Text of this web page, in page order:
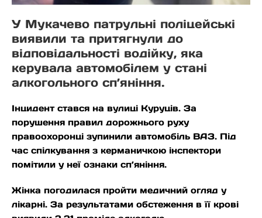
У Мукачево патрульні поліцейські
виявили та притягнули до
відповідальності водійку, яка
керувала автомобілем у стані
алкогольного сп’яніння.
Інцидент стався на вулиці Куруців. За
порушення правил дорожнього руху
правоохоронці зупинили автомобіль ВАЗ. Під
час спілкування з керманичкою інспектори
помітили у неї ознаки сп’яніння.
Жінка погодилася пройти медичний огляд у
лікарні. За результатами обстеження в її крові